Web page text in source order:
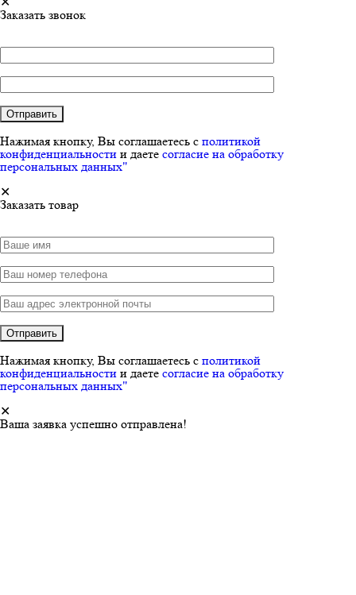
Заказать звонок
Нажимая кнопку, Вы соглашаетесь с политикой
конфиденциальности и даете согласие на обработку
персональных данных"
✕
Заказать товар
Нажимая кнопку, Вы соглашаетесь с политикой
конфиденциальности и даете согласие на обработку
персональных данных"
✕
Ваша заявка успешно отправлена!